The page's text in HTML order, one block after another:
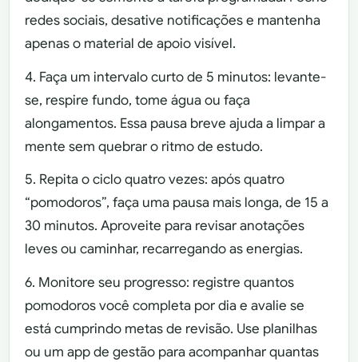
redes sociais, desative notificações e mantenha
apenas o material de apoio visível.
4. Faça um intervalo curto de 5 minutos: levante-
se, respire fundo, tome água ou faça
alongamentos. Essa pausa breve ajuda a limpar a
mente sem quebrar o ritmo de estudo.
5. Repita o ciclo quatro vezes: após quatro
“pomodoros”, faça uma pausa mais longa, de 15 a
30 minutos. Aproveite para revisar anotações
leves ou caminhar, recarregando as energias.
6. Monitore seu progresso: registre quantos
pomodoros você completa por dia e avalie se
está cumprindo metas de revisão. Use planilhas
ou um app de gestão para acompanhar quantas